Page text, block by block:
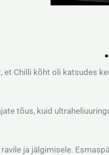
Chilli kõht oli katsudes
tõus, kuid
ja jälgimisele.